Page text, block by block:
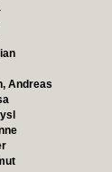
Andreas